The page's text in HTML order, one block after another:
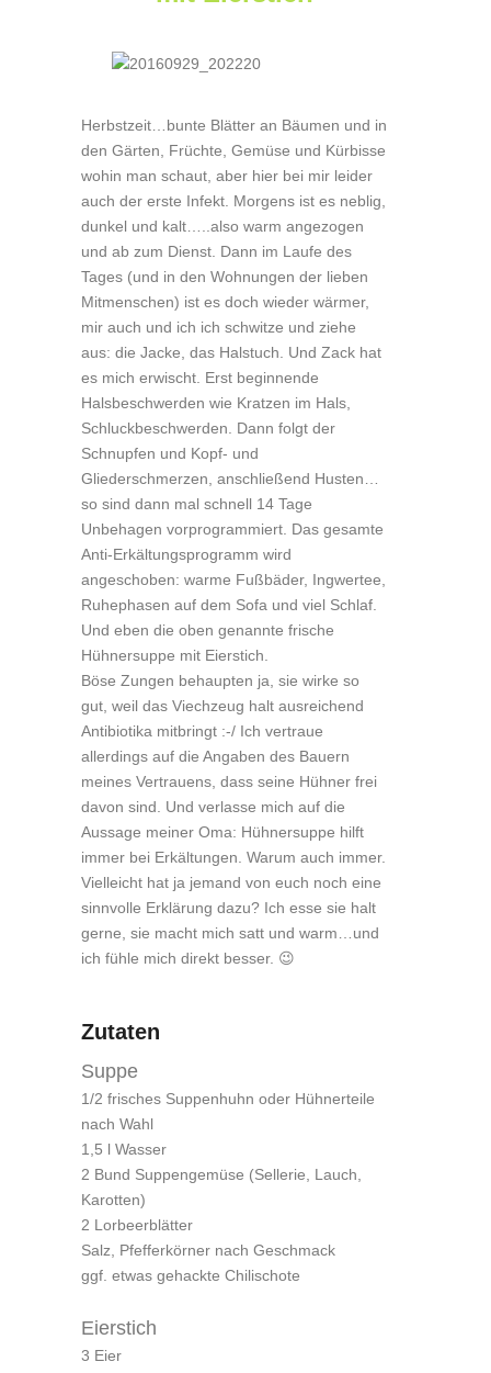
Herbstzeit…bunte Blätter an Bäumen und in
den Gärten, Früchte, Gemüse und Kürbisse
wohin man schaut, aber hier bei mir leider
auch der erste Infekt. Morgens ist es neblig,
dunkel und kalt…..also warm angezogen
und ab zum Dienst. Dann im Laufe des
Tages (und in den Wohnungen der lieben
Mitmenschen) ist es doch wieder wärmer,
mir auch und ich ich schwitze und ziehe
aus: die Jacke, das Halstuch. Und Zack hat
es mich erwischt. Erst beginnende
Halsbeschwerden wie Kratzen im Hals,
Schluckbeschwerden. Dann folgt der
Schnupfen und Kopf- und
Gliederschmerzen, anschließend Husten…
so sind dann mal schnell 14 Tage
Unbehagen vorprogrammiert. Das gesamte
Anti-Erkältungsprogramm wird
angeschoben: warme Fußbäder, Ingwertee,
Ruhephasen auf dem Sofa und viel Schlaf.
Und eben die oben genannte frische
Hühnersuppe mit Eierstich.
Böse Zungen behaupten ja, sie wirke so
gut, weil das Viechzeug halt ausreichend
Antibiotika mitbringt :-/ Ich vertraue
allerdings auf die Angaben des Bauern
meines Vertrauens, dass seine Hühner frei
davon sind. Und verlasse mich auf die
Aussage meiner Oma: Hühnersuppe hilft
immer bei Erkältungen. Warum auch immer.
Vielleicht hat ja jemand von euch noch eine
sinnvolle Erklärung dazu? Ich esse sie halt
gerne, sie macht mich satt und warm…und
ich fühle mich direkt besser. 😉
Zutaten
Suppe
1/2 frisches Suppenhuhn oder Hühnerteile
nach Wahl
1,5 l Wasser
2 Bund Suppengemüse (Sellerie, Lauch,
Karotten)
2 Lorbeerblätter
Salz, Pfefferkörner nach Geschmack
ggf. etwas gehackte Chilischote
Eierstich
3 Eier